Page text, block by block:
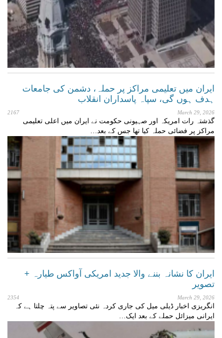
ایران میں تعلیمی مراکز پر حملہ، دشمن کی جامعات
ہدف ہوں گی، سپاہ پاسداران انقلاب
March 29, 2026
2167
گذشتہ رات امریکہ اور صہیونی حکومت نے ایران میں اعلی تعلیمی
مراکز پر فضائی حملہ کیا تھا جس کے بعد…
ایران کا نشانہ بننے والا جدید امریکی آواکس طیارہ +
تصویر
March 29, 2026
2354
انگریزی اخبار ڈیلی میل کی جاری کردہ نئی تصاویر سے پتہ چلتا ہے کہ
ایرانی میزائل حملے کے بعد ایک…